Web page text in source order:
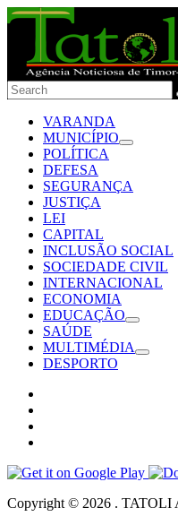
VARANDA
MUNICÍPIO
POLÍTICA
DEFESA
SEGURANÇA
JUSTIÇA
LEI
CAPITAL
INCLUSÃO SOCIAL
SOCIEDADE CIVIL
INTERNACIONAL
ECONOMIA
EDUCAÇÃO
SAÚDE
MULTIMÉDIA
DESPORTO
Copyright © 2026 . TATOLI